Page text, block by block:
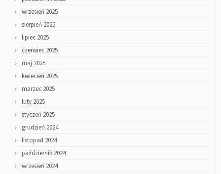
wrzesień 2025
sierpień 2025
lipiec 2025
czerwiec 2025
maj 2025
kwiecień 2025
marzec 2025
luty 2025
styczeń 2025
grudzień 2024
listopad 2024
październik 2024
wrzesień 2024